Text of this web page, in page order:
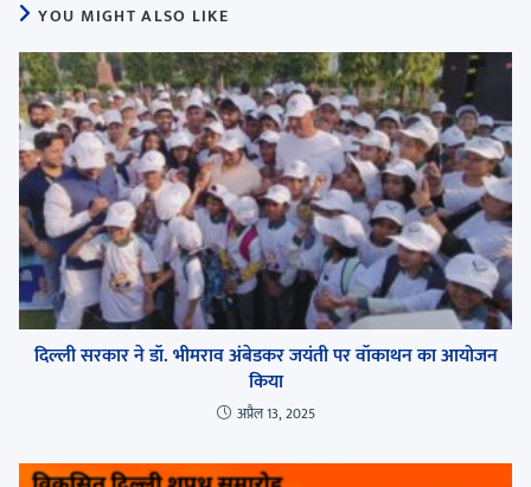
YOU MIGHT ALSO LIKE
दिल्ली सरकार ने डॉ. भीमराव अंबेडकर जयंती पर वॉकाथन का आयोजन
किया
अप्रैल 13, 2025